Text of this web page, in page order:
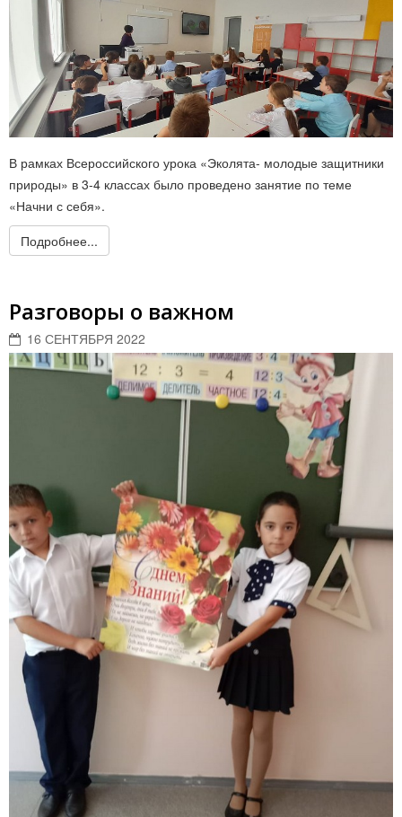
В рамках Всероссийского урока «Эколята- молодые защитники
природы» в 3-4 классах было проведено занятие по теме
«Начни с себя».
Подробнее...
Разговоры о важном
16 СЕНТЯБРЯ 2022